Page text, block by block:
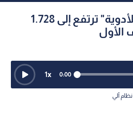
إيرادات "الحكمة للأدوية" ترتفع إلى 1.728
الأول
0:00
1x
آلي